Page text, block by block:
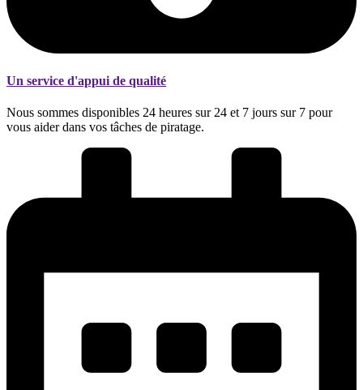
Un service d'appui de qualité
Nous sommes disponibles 24 heures sur 24 et 7 jours sur 7 pour
vous aider dans vos tâches de piratage.